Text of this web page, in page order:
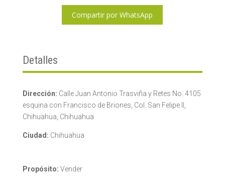
Compartir por WhatsApp
Detalles
Dirección: Calle Juan Antonio Trasviña y Retes No. 4105
esquina con Francisco de Briones, Col. San Felipe II,
Chihuahua, Chihuahua
Ciudad: Chihuahua
Propósito: Vender